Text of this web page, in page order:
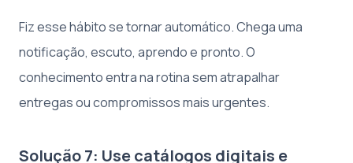
Fiz esse hábito se tornar automático. Chega uma
notificação, escuto, aprendo e pronto. O
conhecimento entra na rotina sem atrapalhar
entregas ou compromissos mais urgentes.
Solução 7: Use catálogos digitais e